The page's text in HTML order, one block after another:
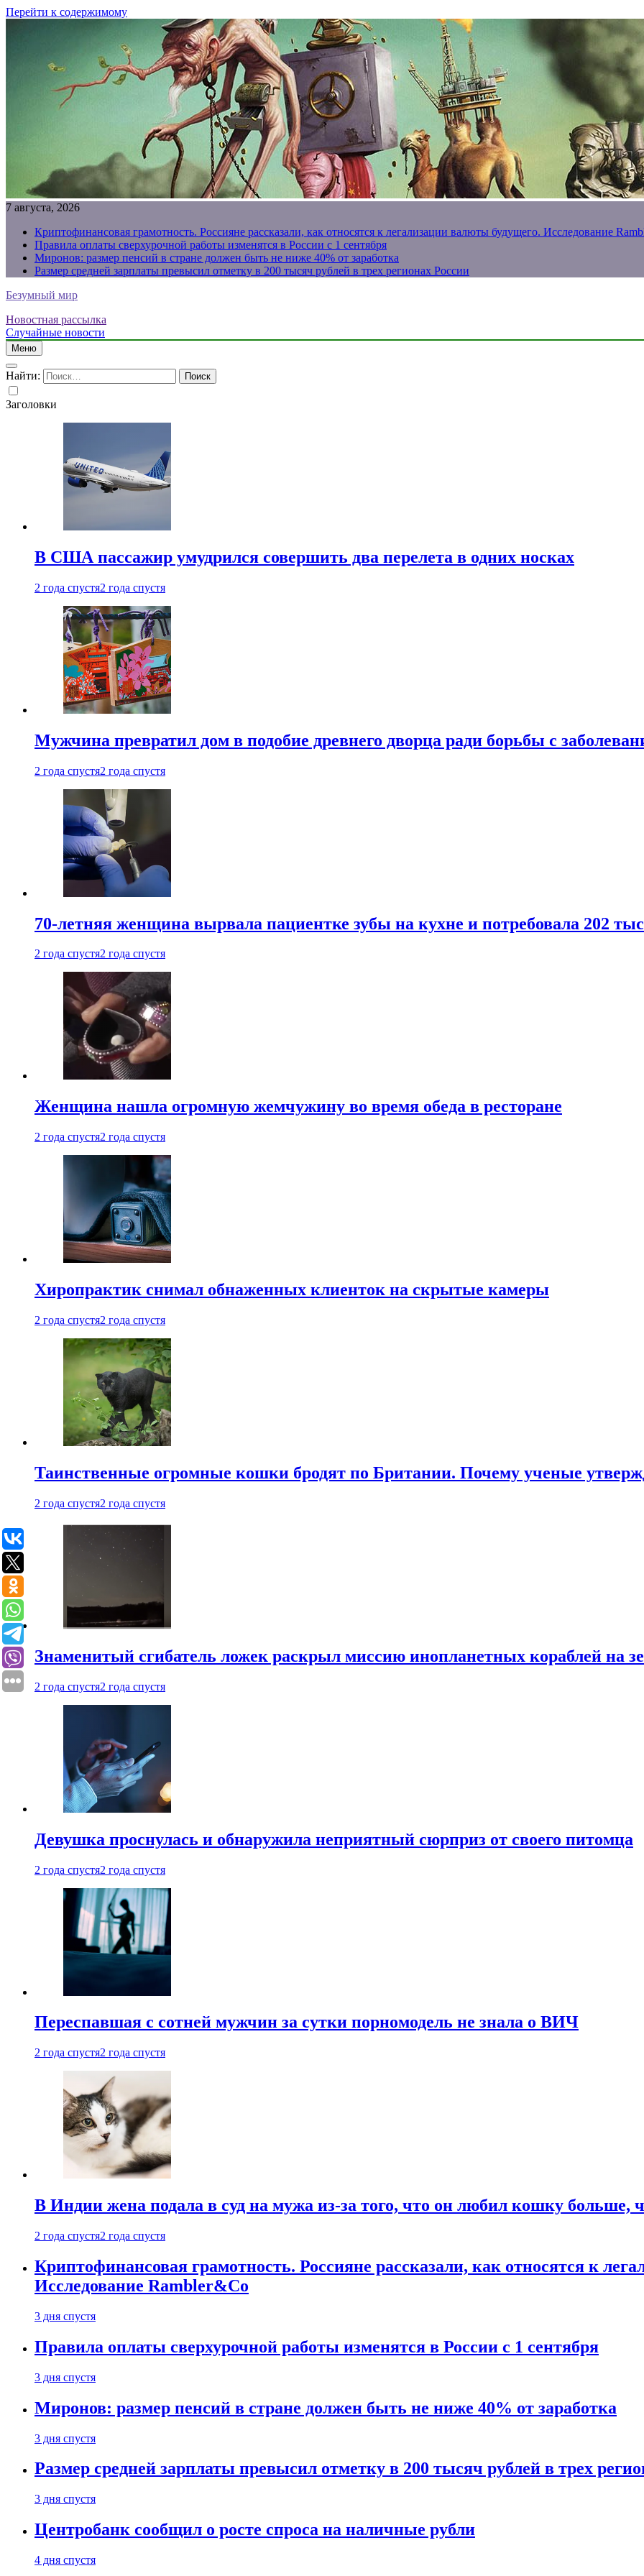
Перейти к содержимому
7 августа, 2026
Криптофинансовая грамотность. Россияне рассказали, как относятся к легализации валюты будущего. Исследование
Правила оплаты сверхурочной работы изменятся в России с 1 сентября
Миронов: размер пенсий в стране должен быть не ниже 40% от заработка
Размер средней зарплаты превысил отметку в 200 тысяч рублей в трех регионах России
Безумный мир
Новостная рассылка
Случайные новости
Меню
Найти:
Заголовки
В США пассажир умудрился совершить два перелета в одних носках
2 года спустя2 года спустя
Мужчина превратил дом в подобие древнего дворца ради борьбы с
2 года спустя2 года спустя
70-летняя женщина вырвала пациентке зубы на кухне и потребовала 202
2 года спустя2 года спустя
Женщина нашла огромную жемчужину во время обеда в ресторане
2 года спустя2 года спустя
Хиропрактик снимал обнаженных клиенток на скрытые камеры
2 года спустя2 года спустя
Таинственные огромные кошки бродят по Британии. Почему ученые
2 года спустя2 года спустя
Знаменитый сгибатель ложек раскрыл миссию инопланетных кораблей на
2 года спустя2 года спустя
Девушка проснулась и обнаружила неприятный сюрприз от своего питомца
2 года спустя2 года спустя
Переспавшая с сотней мужчин за сутки порномодель не знала о ВИЧ
2 года спустя2 года спустя
В Индии жена подала в суд на мужа из-за того, что он любил кошку больше,
2 года спустя2 года спустя
Криптофинансовая грамотность. Россияне рассказали, как относятся к
Исследование Rambler&Co
3 дня спустя
Правила оплаты сверхурочной работы изменятся в России с 1 сентября
3 дня спустя
Миронов: размер пенсий в стране должен быть не ниже 40% от заработка
3 дня спустя
Размер средней зарплаты превысил отметку в 200 тысяч рублей в трех
3 дня спустя
Центробанк сообщил о росте спроса на наличные рубли
4 дня спустя